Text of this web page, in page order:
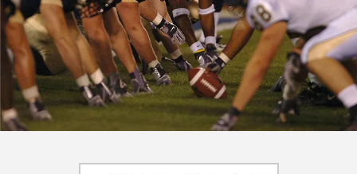
【ボウリング】プロテ
ストの実施内容と合格
率や年齢制限などをご
紹介！
HIT
2023.10.13
【サッカー】小学生向
けルール一覧｜初心者
でもすぐにわかる解
説！
HIT
2023.08.23